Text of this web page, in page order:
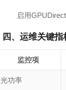
启用
四、运维关键指
监控项
光功率